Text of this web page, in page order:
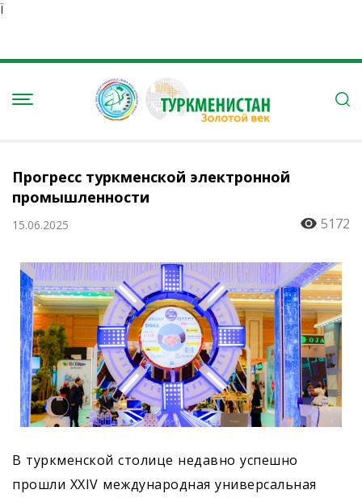
Ï
Прогресс туркменской электронной
промышленности
15.06.2025 5172
В туркменской столице недавно успешно
прошли XXIV международная универсальная